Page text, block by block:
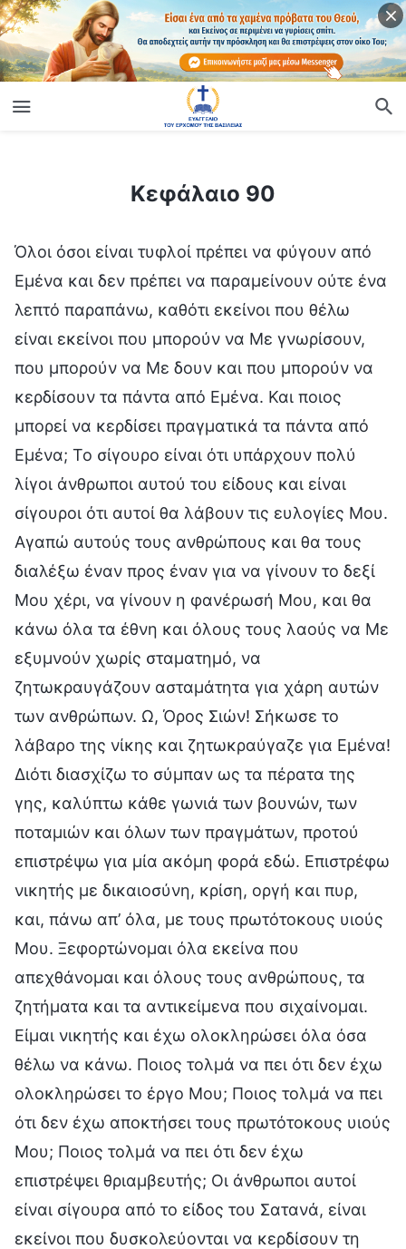
Κεφάλαιο 90
Όλοι όσοι είναι τυφλοί πρέπει να φύγουν από
Εμένα και δεν πρέπει να παραμείνουν ούτε ένα
λεπτό παραπάνω, καθότι εκείνοι που θέλω
είναι εκείνοι που μπορούν να Με γνωρίσουν,
που μπορούν να Με δουν και που μπορούν να
κερδίσουν τα πάντα από Εμένα. Και ποιος
μπορεί να κερδίσει πραγματικά τα πάντα από
Εμένα; Το σίγουρο είναι ότι υπάρχουν πολύ
λίγοι άνθρωποι αυτού του είδους και είναι
σίγουροι ότι αυτοί θα λάβουν τις ευλογίες Μου.
Αγαπώ αυτούς τους ανθρώπους και θα τους
διαλέξω έναν προς έναν για να γίνουν το δεξί
Μου χέρι, να γίνουν η φανέρωσή Μου, και θα
κάνω όλα τα έθνη και όλους τους λαούς να Με
εξυμνούν χωρίς σταματημό, να
ζητωκραυγάζουν ασταμάτητα για χάρη αυτών
των ανθρώπων. Ω, Όρος Σιών! Σήκωσε το
λάβαρο της νίκης και ζητωκραύγαζε για Εμένα!
Διότι διασχίζω το σύμπαν ως τα πέρατα της
γης, καλύπτω κάθε γωνιά των βουνών, των
ποταμιών και όλων των πραγμάτων, προτού
επιστρέψω για μία ακόμη φορά εδώ. Επιστρέφω
νικητής με δικαιοσύνη, κρίση, οργή και πυρ,
και, πάνω απ’ όλα, με τους πρωτότοκους υιούς
Μου. Ξεφορτώνομαι όλα εκείνα που
απεχθάνομαι και όλους τους ανθρώπους, τα
ζητήματα και τα αντικείμενα που σιχαίνομαι.
Είμαι νικητής και έχω ολοκληρώσει όλα όσα
θέλω να κάνω. Ποιος τολμά να πει ότι δεν έχω
ολοκληρώσει το έργο Μου; Ποιος τολμά να πει
ότι δεν έχω αποκτήσει τους πρωτότοκους υιούς
Μου; Ποιος τολμά να πει ότι δεν έχω
επιστρέψει θριαμβευτής; Οι άνθρωποι αυτοί
είναι σίγουρα από το είδος του Σατανά, είναι
εκείνοι που δυσκολεύονται να κερδίσουν τη